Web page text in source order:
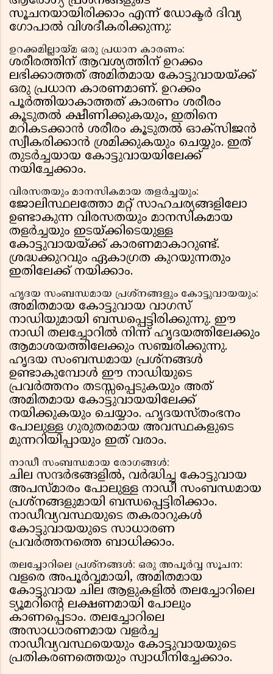
സൂചനയായിരിക്കാം എന്ന് ഡോക്ടർ ദിവ്യ
ഗോപാൽ വിശദീകരിക്കുന്നു:
ഉറക്കമില്ലായ്മ ഒരു പ്രധാന കാരണം:
ശരീരത്തിന് ആവശ്യത്തിന് ഉറക്കം
ലഭിക്കാത്തത് അമിതമായ കോട്ടുവായയ്ക്ക്
ഒരു പ്രധാന കാരണമാണ്. ഉറക്കം
പൂർത്തിയാകാത്തത് കാരണം ശരീരം
കൂടുതൽ ക്ഷീണിക്കുകയും, ഇതിനെ
മറികടക്കാൻ ശരീരം കൂടുതൽ ഓക്സിജൻ
സ്വീകരിക്കാൻ ശ്രമിക്കുകയും ചെയ്യും. ഇത്
തുടർച്ചയായ കോട്ടുവായയിലേക്ക്
നയിച്ചേക്കാം.
വിരസതയും മാനസികമായ തളർച്ചയും:
ജോലിസ്ഥലത്തോ മറ്റ് സാഹചര്യങ്ങളിലോ
ഉണ്ടാകുന്ന വിരസതയും മാനസികമായ
തളർച്ചയും ഇടയ്ക്കിടെയുള്ള
കോട്ടുവായയ്ക്ക് കാരണമാകാറുണ്ട്.
ശ്രദ്ധക്കുറവും ഏകാഗ്രത കുറയുന്നതും
ഇതിലേക്ക് നയിക്കാം.
ഹൃദയ സംബന്ധമായ പ്രശ്നങ്ങളും കോട്ടുവായയും:
അമിതമായ കോട്ടുവായ വാഗസ്
നാഡിയുമായി ബന്ധപ്പെട്ടിരിക്കുന്നു. ഈ
നാഡി തലച്ചോറിൽ നിന്ന് ഹൃദയത്തിലേക്കും
ആമാശയത്തിലേക്കും സഞ്ചരിക്കുന്നു.
ഹൃദയ സംബന്ധമായ പ്രശ്നങ്ങൾ
ഉണ്ടാകുമ്പോൾ ഈ നാഡിയുടെ
പ്രവർത്തനം തടസ്സപ്പെടുകയും അത്
അമിതമായ കോട്ടുവായയിലേക്ക്
നയിക്കുകയും ചെയ്യാം. ഹൃദയസ്തംഭനം
പോലുള്ള ഗുരുതരമായ അവസ്ഥകളുടെ
മുന്നറിയിപ്പായും ഇത് വരാം.
നാഡീ സംബന്ധമായ രോഗങ്ങൾ:
ചില സന്ദർഭങ്ങളിൽ, വർദ്ധിച്ച കോട്ടുവായ
അപസ്മാരം പോലുള്ള നാഡീ സംബന്ധമായ
പ്രശ്നങ്ങളുമായി ബന്ധപ്പെട്ടിരിക്കാം.
നാഡീവ്യവസ്ഥയുടെ തകരാറുകൾ
കോട്ടുവായയുടെ സാധാരണ
പ്രവർത്തനത്തെ ബാധിക്കാം.
തലച്ചോറിലെ പ്രശ്നങ്ങൾ: ഒരു അപൂർവ്വ സൂചന:
വളരെ അപൂർവ്വമായി, അമിതമായ
കോട്ടുവായ ചില ആളുകളിൽ തലച്ചോറിലെ
ട്യൂമറിന്റെ ലക്ഷണമായി പോലും
കാണപ്പെടാം. തലച്ചോറിലെ
അസാധാരണമായ വളർച്ച
നാഡീവ്യവസ്ഥയെയും കോട്ടുവായയുടെ
പ്രതികരണത്തെയും സ്വാധീനിച്ചേക്കാം.